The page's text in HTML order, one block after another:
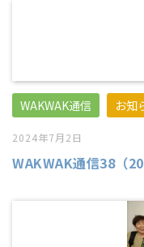
WAKWAK通信 お知
2024年7月2日
WAKWAK通信38（